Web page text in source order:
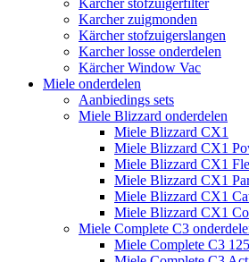
Kärcher stofzuigerfilter
Karcher zuigmonden
Kärcher stofzuigerslangen
Karcher losse onderdelen
Kärcher Window Vac
Miele onderdelen
Aanbiedings sets
Miele Blizzard onderdelen
Miele Blizzard CX1
Miele Blizzard CX1
Miele Blizzard CX1
Miele Blizzard CX1
Miele Blizzard CX1
Miele Blizzard CX1
Miele Complete C3
Miele Complete C3